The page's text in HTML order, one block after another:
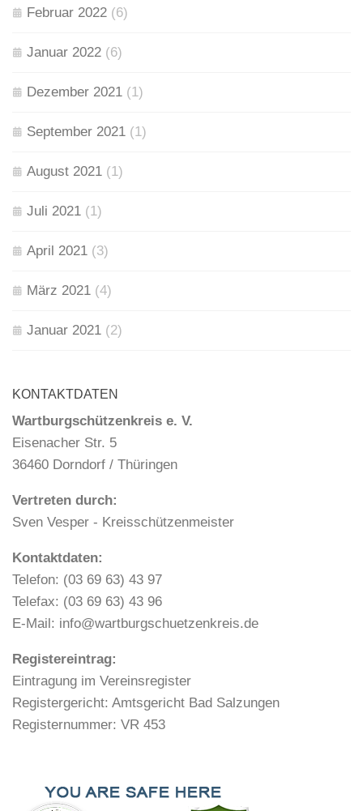
Februar 2022 (6)
Januar 2022 (6)
Dezember 2021 (1)
September 2021 (1)
August 2021 (1)
Juli 2021 (1)
April 2021 (3)
März 2021 (4)
Januar 2021 (2)
KONTAKTDATEN
Wartburgschützenkreis e. V.
Eisenacher Str. 5
36460 Dorndorf / Thüringen
Vertreten durch:
Sven Vesper - Kreisschützenmeister
Kontaktdaten:
Telefon: (03 69 63) 43 97
Telefax: (03 69 63) 43 96
E-Mail: info@wartburgschuetzenkreis.de
Registereintrag:
Eintragung im Vereinsregister
Registergericht: Amtsgericht Bad Salzungen
Registernummer: VR 453